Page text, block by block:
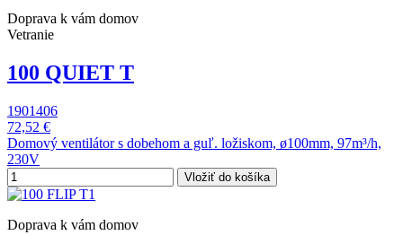
Doprava k vám domov
Vetranie
100 QUIET T
1901406
72,52 €
Domový ventilátor s dobehom a guľ. ložiskom, ø100mm, 97m³/h,
230V
Vložiť do košíka
Doprava k vám domov